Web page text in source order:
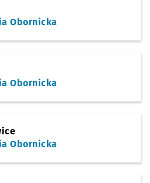
Obornicka
Obornicka
Obornicka